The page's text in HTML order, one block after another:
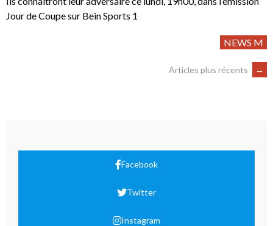
Jour de Coupe sur Bein Sports 1
NEWS M
Articles plus récents →
Facebook
Twitter
Instagram